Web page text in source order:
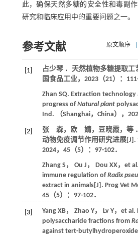
此，确保天然多糖的安全性和毒副
研究和临床应用中的重要问题之一。
参考文献 原文顺序
[1] 占少琴 ．天然植物多糖提取工
国食品工业， 2023（21）：111-
Zhan SQ. Extraction technology
progress ofNatural plant
Ind. （Shanghai，China）
，
[2]
张 森，欧 婧，豆晓霞，等
动物免疫调节作用研究进展[J].
2024， 45（5）：97-102．
Zhang S ， Ou J ， Dou XX，et
immune regulation ofRadix
extract in animals[J]. Prog Vet
45（5）：97-102．
[3] Yang XB， Zhao Y， Lv Y，et al.
polysaccharide fractions from
against tert-